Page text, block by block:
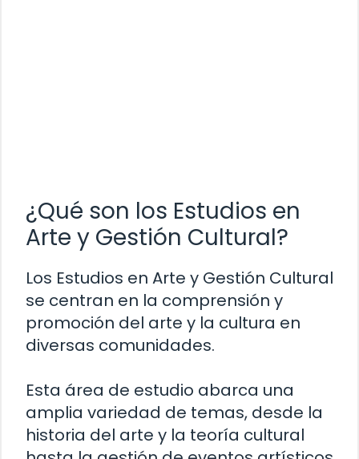
¿Qué son los Estudios en
Arte y Gestión Cultural?
Los Estudios en Arte y Gestión Cultural
se centran en la comprensión y
promoción del arte y la cultura en
diversas comunidades.
Esta área de estudio abarca una
amplia variedad de temas, desde la
historia del arte y la teoría cultural